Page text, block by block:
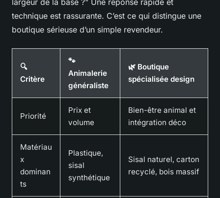
largeur de la base ?" Une réponse rapide et
technique est rassurante. C’est ce qui distingue une
boutique sérieuse d’un simple revendeur.
🔍
Critère
🐾
Animalerie
généraliste
🌿 Boutique
spécialisée design
Priorité
Prix et
volume
Bien-être animal et
intégration déco
Matériau
x
dominan
ts
Plastique,
sisal
synthétique
Sisal naturel, carton
recyclé, bois massif